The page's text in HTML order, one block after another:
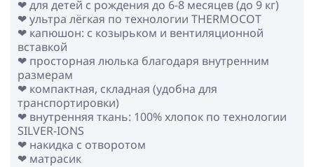
❤ для детей с рождения до 6-8 месяцев (до 9 кг)
❤ ультра лёгкая по технологии THERMOCOT
❤ капюшон: с козырьком и вентиляционной
вставкой
❤ просторная люлька благодаря внутренним
размерам
❤ компактная, складная (удобна для
транспортировки)
❤ внутренняя ткань: 100% хлопок по технологии
SILVER-IONS
❤ накидка с отворотом
❤ матрасик